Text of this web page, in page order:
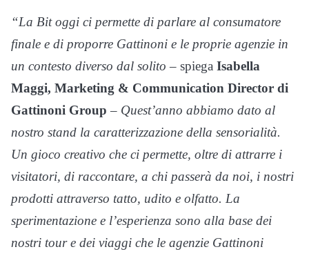
“La Bit oggi ci permette di parlare al consumatore
finale e di proporre Gattinoni e le proprie agenzie in
un contesto diverso dal solito – spiega Isabella
Maggi, Marketing & Communication Director di
Gattinoni Group – Quest’anno abbiamo dato al
nostro stand la caratterizzazione della sensorialità.
Un gioco creativo che ci permette, oltre di attrarre i
visitatori, di raccontare, a chi passerà da noi, i nostri
prodotti attraverso tatto, udito e olfatto. La
sperimentazione e l’esperienza sono alla base dei
nostri tour e dei viaggi che le agenzie Gattinoni